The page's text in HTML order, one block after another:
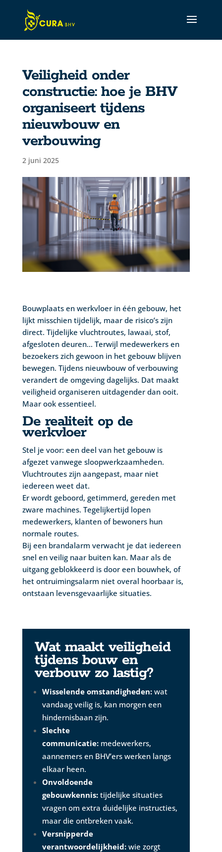
Veiligheid onder
constructie: hoe je BHV
organiseert tijdens
nieuwbouw en
verbouwing
2 juni 2025
Bouwplaats en werkvloer in één gebouw, het
lijkt misschien tijdelijk, maar de risico’s zijn
direct. Tijdelijke vluchtroutes, lawaai, stof,
afgesloten deuren… Terwijl medewerkers en
bezoekers zich gewoon in het gebouw blijven
bewegen. Tijdens nieuwbouw of verbouwing
verandert de omgeving dagelijks. Dat maakt
veiligheid organiseren uitdagender dan ooit.
Maar ook essentieel.
De realiteit op de
werkvloer
Stel je voor: een deel van het gebouw is
afgezet vanwege sloopwerkzaamheden.
Vluchtroutes zijn aangepast, maar niet
iedereen weet dat.
Er wordt geboord, getimmerd, gereden met
zware machines. Tegelijkertijd lopen
medewerkers, klanten of bewoners hun
normale routes.
Bij een brandalarm verwacht je dat iedereen
snel en veilig naar buiten kan. Maar als de
uitgang geblokkeerd is door een bouwhek, of
het ontruimingsalarm niet overal hoorbaar is,
ontstaan levensgevaarlijke situaties.
Wat maakt veiligheid
tijdens bouw en
verbouw zo lastig?
Wisselende omstandigheden:wat
vandaag veilig is, kan morgen een
hindernisbaan zijn.
Slechte
communicatie:medewerkers,
aannemers en BHV’ers werken langs
elkaar heen.
Onvoldoende
gebouwkennis:tijdelijke situaties
vragen om extra duidelijke instructies,
maar die ontbreken vaak.
Versnipperde
verantwoordelijkheid:wie zorgt
CURA Assistant
Active